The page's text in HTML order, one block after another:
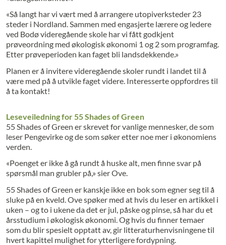
«Så langt har vi vært med å arrangere utopiverksteder 23
steder i Nordland. Sammen med engasjerte lærere og ledere
ved Bodø videregående skole har vi fått godkjent
prøveordning med økologisk økonomi 1 og 2 som programfag.
Etter prøveperioden kan faget bli landsdekkende.»
Planen er å invitere videregående skoler rundt i landet til å
være med på å utvikle faget videre. Interesserte oppfordres til
å ta kontakt!
Leseveiledning for 55 Shades of Green
55 Shades of Green er skrevet for vanlige mennesker, de som
leser Pengevirke og de som søker etter noe mer i økonomiens
verden.
«Poenget er ikke å gå rundt å huske alt, men finne svar på
spørsmål man grubler på,» sier Ove.
55 Shades of Green er kanskje ikke en bok som egner seg til å
sluke på en kveld. Ove spøker med at hvis du leser en artikkel i
uken – og to i ukene da det er jul, påske og pinse, så har du et
årsstudium i økologisk økonomi. Og hvis du finner temaer
som du blir spesielt opptatt av, gir litteraturhenvisningene til
hvert kapittel mulighet for ytterligere fordypning.